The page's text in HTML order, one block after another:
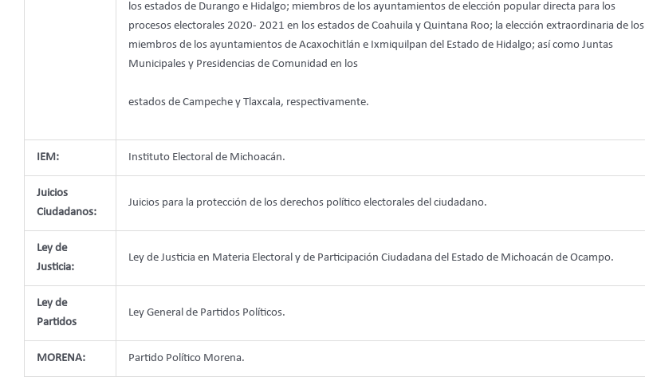
los estados de Durango e Hidalgo; miembros de los ayuntamientos de elección popular directa para los
procesos electorales 2020- 2021 en los estados de Coahuila y Quintana Roo; la elección extraordinaria de los
miembros de los ayuntamientos de Acaxochitlán e Ixmiquilpan del Estado de Hidalgo; así como Juntas
Municipales y Presidencias de Comunidad en los
estados de Campeche y Tlaxcala, respectivamente.
IEM: Instituto Electoral de Michoacán.
Juicios
Ciudadanos:
Juicios para la protección de los derechos político electorales del ciudadano.
Ley de
Justicia:
Ley de Justicia en Materia Electoral y de Participación Ciudadana del Estado de Michoacán de Ocampo.
Ley de
Partidos
Ley General de Partidos Políticos.
MORENA: Partido Político Morena.